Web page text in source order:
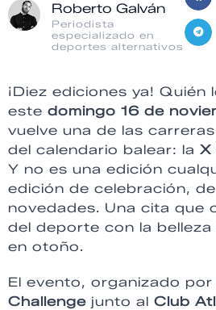
Roberto Galván
Periodista
especializado en
deportes alternativos
¡Diez ediciones ya! Quién
este domingo 16 de
vuelve una de las
del calendario balear: la X
Y no es una edición
edición de celebración,
novedades. Una cita que
del deporte con la belleza
en otoño.
El evento, organizado por
Challenge junto al Club